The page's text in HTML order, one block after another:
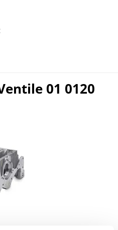
01 0120